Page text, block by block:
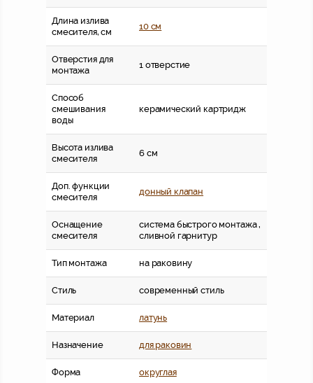
Длина излива
смесителя, см
10 см
Отверстия для
монтажа
1 отверстие
Способ
смешивания
воды
керамический картридж
Высота излива
смесителя
6 см
Доп. функции
смесителя
донный клапан
Оснащение
смесителя
система быстрого монтажа ,
сливной гарнитур
Тип монтажа на раковину
Стиль современный стиль
Материал латунь
Назначение для раковин
Форма округлая